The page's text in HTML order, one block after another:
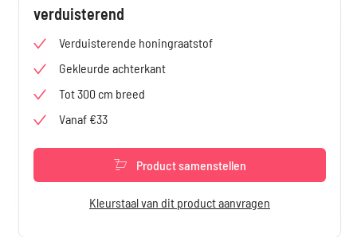
verduisterend
Verduisterende honingraatstof
Gekleurde achterkant
Tot 300 cm breed
Vanaf €33
Product samenstellen
Kleurstaal van dit product aanvragen